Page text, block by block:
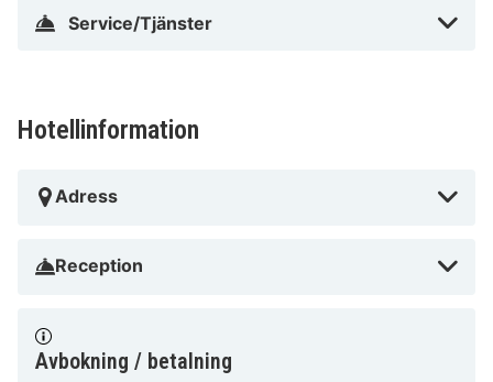
Service/Tjänster
Hotellinformation
Adress
Reception
Avbokning / betalning